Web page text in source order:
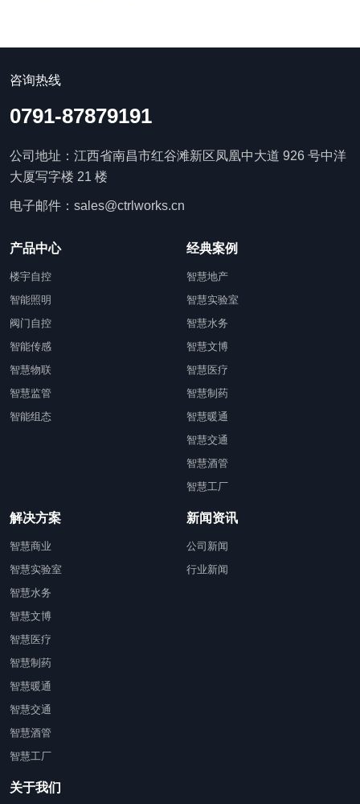
咨询热线
0791-87879191
公司地址：江西省南昌市红谷滩新区凤凰中大道 926 号中洋
大厦写字楼 21 楼
电子邮件：sales@ctrlworks.cn
产品中心
楼宇自控
智能照明
阀门自控
智能传感
智慧物联
智慧监管
智能组态
经典案例
智慧地产
智慧实验室
智慧水务
智慧文博
智慧医疗
智慧制药
智慧暖通
智慧交通
智慧酒管
智慧工厂
解决方案
智慧商业
智慧实验室
智慧水务
智慧文博
智慧医疗
智慧制药
智慧暖通
智慧交通
智慧酒管
智慧工厂
新闻资讯
公司新闻
行业新闻
关于我们